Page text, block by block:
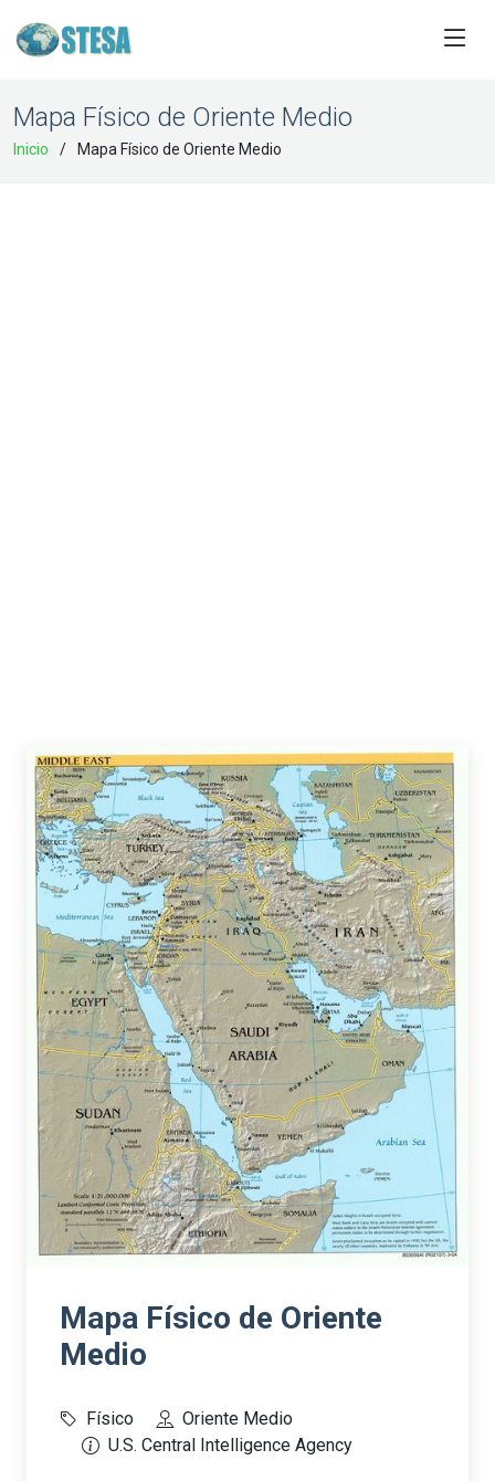
Mapa Físico de Oriente Medio
Inicio Mapa Físico de Oriente Medio
Mapa Físico de Oriente
Medio
Físico
Oriente Medio
U.S. Central Intelligence Agency